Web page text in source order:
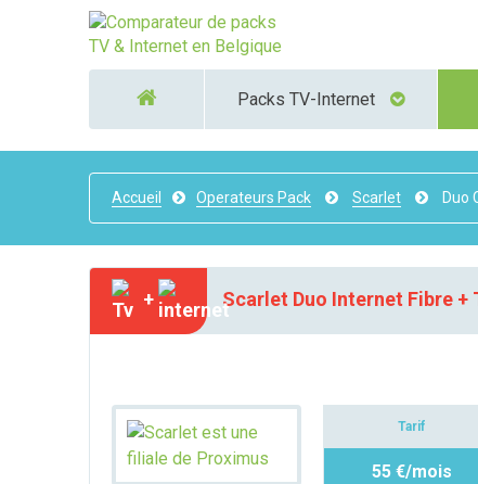
Packs TV-Internet
Accueil Operateurs Pack Scarlet Duo
+ Scarlet Duo Internet Fibre +
Tarif
55 €/mois